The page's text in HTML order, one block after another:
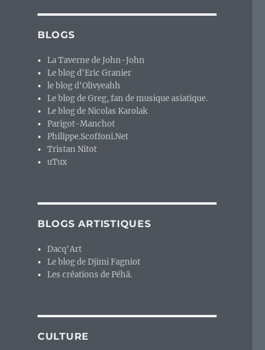
BLOGS
La Taverne de John-John
Le blog d'Eric Granier
le blog d'Olivyeahh
Le blog de Greg, fan de musique asiatique.
Le blog de Nicolas Karolak
Parigot-Manchot
Philippe.Scoffoni.Net
Tristan Nitot
uTux
BLOGS ARTISTIQUES
Dacq'Art
Le blog de Djimi Fagniot
Les créations de Péhä.
CULTURE